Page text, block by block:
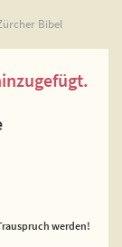
Bibel
werden!